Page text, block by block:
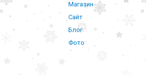
Магазин
Сайт
Блог
Фото